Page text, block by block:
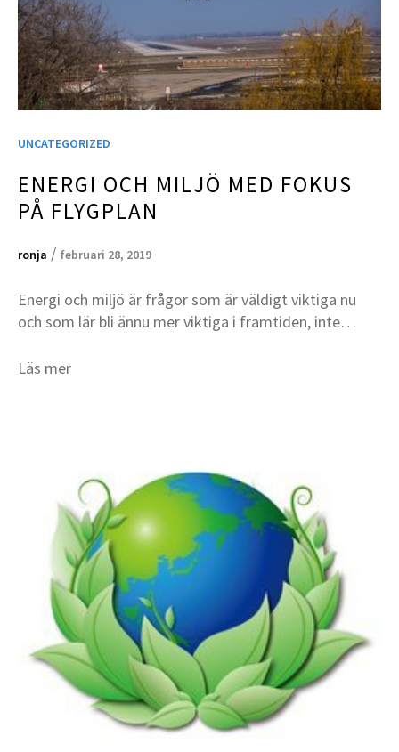
UNCATEGORIZED
ENERGI OCH MILJÖ MED FOKUS
PÅ FLYGPLAN
ronja / februari 28, 2019
Energi och miljö är frågor som är väldigt viktiga nu
och som lär bli ännu mer viktiga i framtiden, inte…
Läs mer